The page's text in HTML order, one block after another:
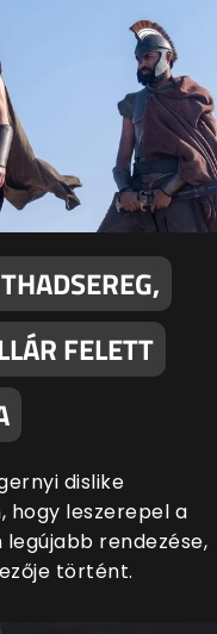
FELETT
dislike
hogy leszerepel a
rendezése,
történt.